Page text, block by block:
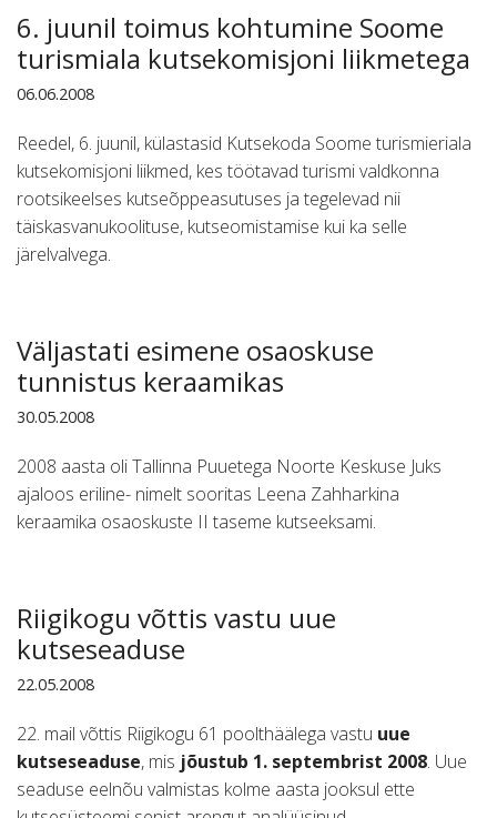
6. juunil toimus kohtumine Soome
turismiala kutsekomisjoni liikmetega
06.06.2008
Reedel, 6. juunil, külastasid Kutsekoda Soome turismieriala
kutsekomisjoni liikmed, kes töötavad turismi valdkonna
rootsikeelses kutseõppeasutuses ja tegelevad nii
täiskasvanukoolituse, kutseomistamise kui ka selle
järelvalvega.
Väljastati esimene osaoskuse
tunnistus keraamikas
30.05.2008
2008 aasta oli Tallinna Puuetega Noorte Keskuse Juks
ajaloos eriline- nimelt sooritas Leena Zahharkina
keraamika osaoskuste II taseme kutseeksami.
Riigikogu võttis vastu uue
kutseseaduse
22.05.2008
22. mail võttis Riigikogu 61 poolthäälega vastu uue
kutseseaduse, mis jõustub 1. septembrist 2008. Uue
seaduse eelnõu valmistas kolme aasta jooksul ette